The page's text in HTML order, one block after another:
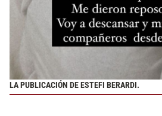
LA PUBLICACIÓN DE ESTEFI BERARDI.